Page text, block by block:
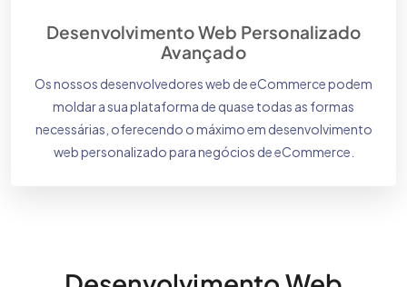
Desenvolvimento Web Personalizado
Avançado
Os nossos desenvolvedores web de eCommerce podem
moldar a sua plataforma de quase todas as formas
necessárias, oferecendo o máximo em desenvolvimento
web personalizado para negócios de eCommerce.